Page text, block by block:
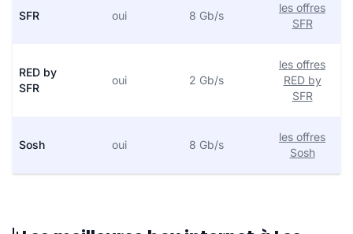
SFR oui 8 Gb/s
les offres
SFR
RED by
SFR
oui 2 Gb/s
les offres
RED by
SFR
Sosh oui 8 Gb/s
les offres
Sosh